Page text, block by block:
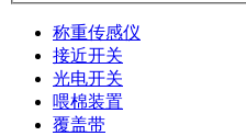
称重传感仪
接近开关
光电开关
喂棉装置
覆盖带